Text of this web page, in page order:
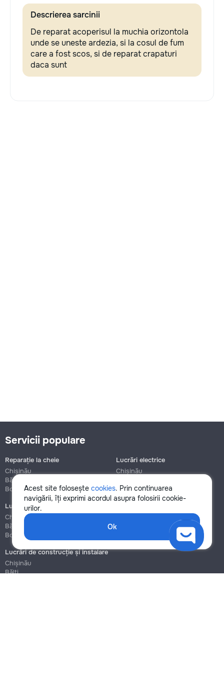
Descrierea sarcinii
De reparat acoperisul la muchia orizontola
unde se uneste ardezia, si la cosul de fum
care a fost scos, si de reparat crapaturi
daca sunt
Acest site folosește cookies. Prin continuarea
navigării, îți exprimi acordul asupra folosirii cookie-
urilor.
Ok
Servicii populare
Reparație la cheie
Chișinău
Bălți
Botanica
Lucrări electrice
Chișinău
Botanica
Lucrări de instalații sanitare
Chișinău
Bălți
Botanica
Bălți
Lucrări de construcție și instalare
Chișinău
Bălți